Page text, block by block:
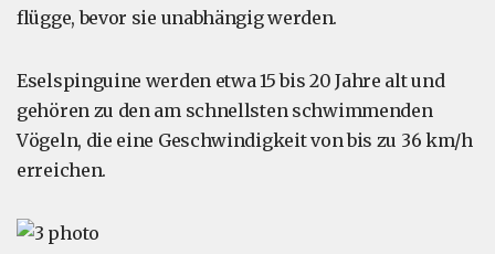
flügge, bevor sie unabhängig werden.
Eselspinguine werden etwa 15 bis 20 Jahre alt und
gehören zu den am schnellsten schwimmenden
Vögeln, die eine Geschwindigkeit von bis zu 36 km/h
erreichen.